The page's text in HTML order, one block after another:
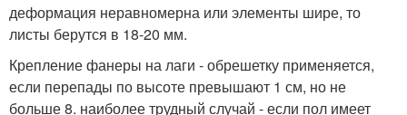
деформация неравномерна или элементы шире, то
листы берутся в 18-20 мм.
Крепление фанеры на лаги - обрешетку применяется,
если перепады по высоте превышают 1 см, но не
больше 8. наиболее трудный случай - если пол имеет